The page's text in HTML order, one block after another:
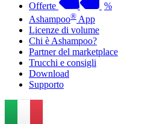
Offerte
%
Ashampoo® App
Licenze di volume
Chi è Ashampoo?
Partner del marketplace
Trucchi e consigli
Download
Supporto